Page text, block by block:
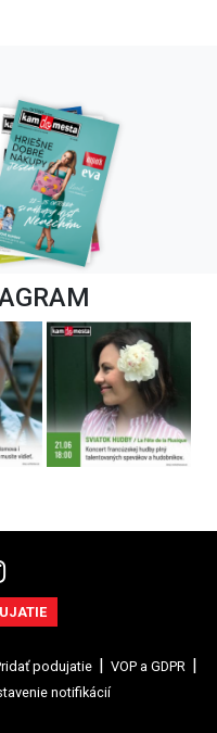
podujatie
VOP a GDPR
notifikácií